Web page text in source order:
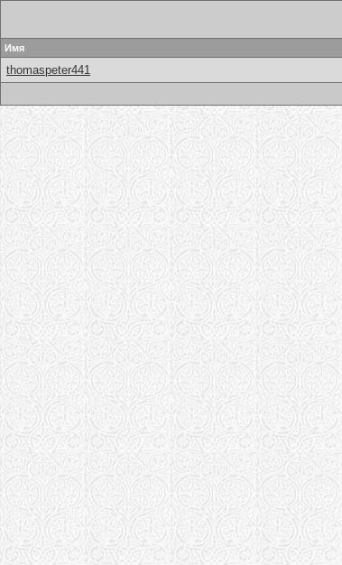
Имя
thomaspeter441